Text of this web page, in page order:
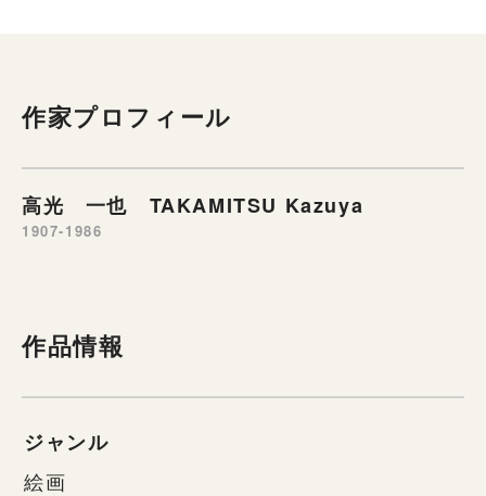
作家プロフィール
高光 一也 TAKAMITSU Kazuya
1907-1986
作品情報
ジャンル
絵画